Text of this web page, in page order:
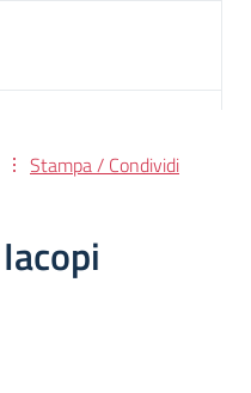
Stampa / Condividi